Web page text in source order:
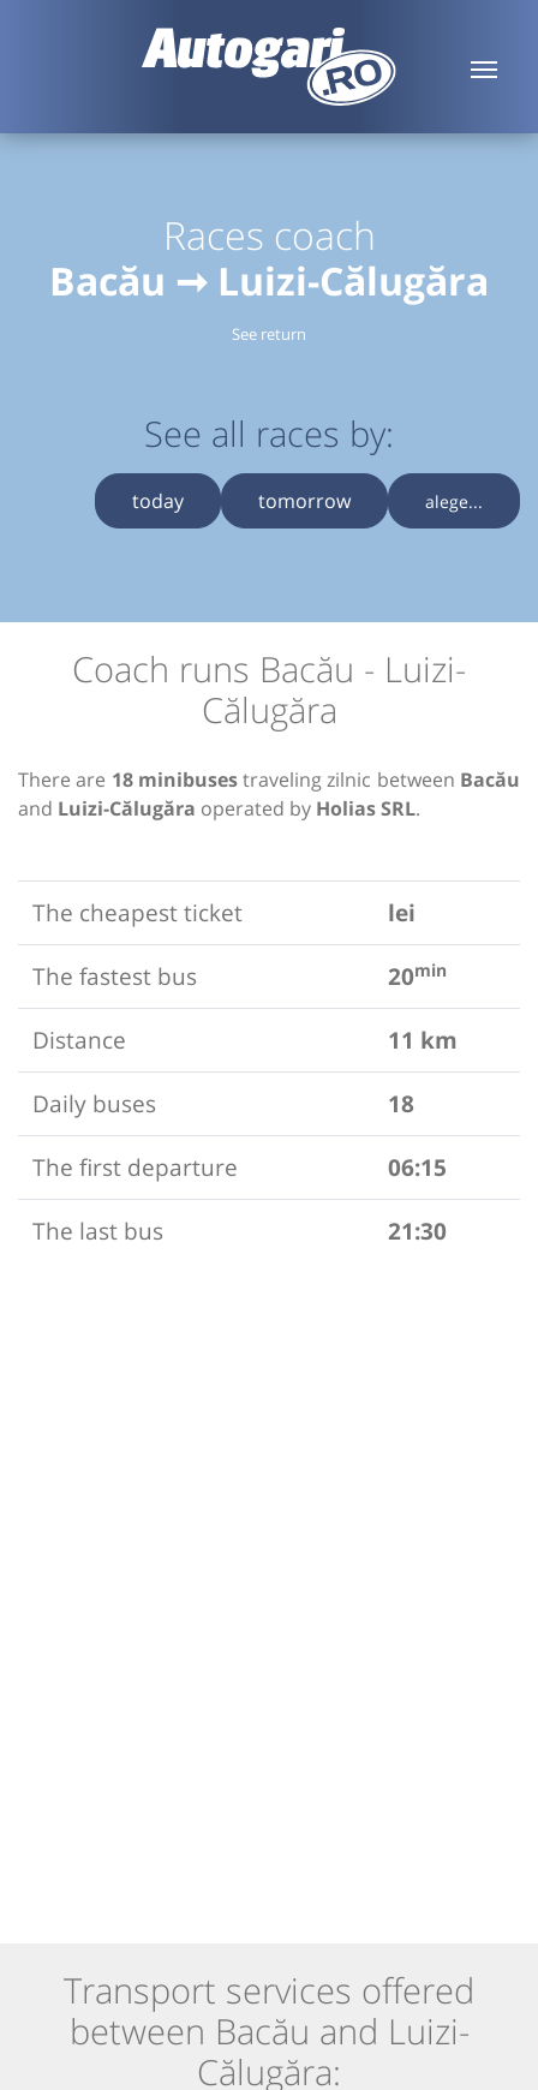
Races coach
Bacău ➞ Luizi-Călugăra
See return
See all races by:
today tomorrow alege...
Coach runs Bacău - Luizi-
Călugăra
There are 18 minibusestraveling zilnic between Bacău
and Luizi-Călugăra operated by Holias SRL.
The cheapest ticket
lei
The fastest bus
20min
Distance
11 km
Daily buses
18
The first departure
06:15
The last bus
21:30
Transport services offered
between Bacău and Luizi-
Călugăra: